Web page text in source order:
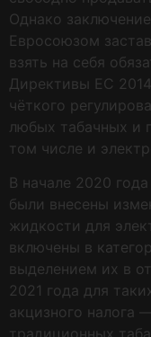
Однако
Евросоюзом
взять на себя
Директивы ЕС
чёткого
любых табачных и
том числе и
В начале 2020
были внесены
жидкости для
включены в
выделением их в
2021 года для
акцизного налога